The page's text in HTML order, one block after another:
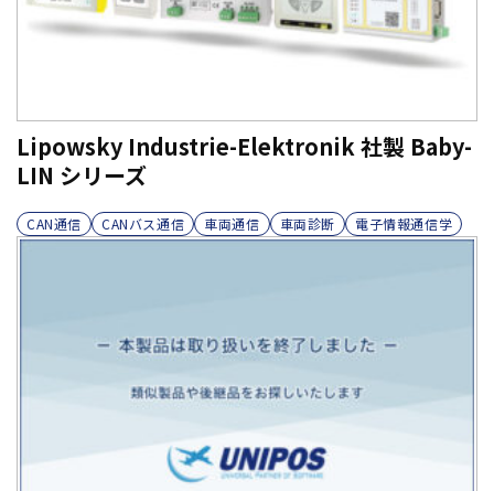
Lipowsky Industrie-Elektronik 社製 Baby-
LIN シリーズ
CAN通信 CANバス通信 車両通信 車両診断 電子情報通信学